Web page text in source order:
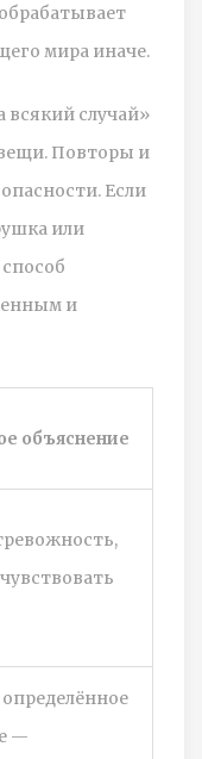
мира иначе.
случай»
Повторы и
Если
или
и
объяснение
—